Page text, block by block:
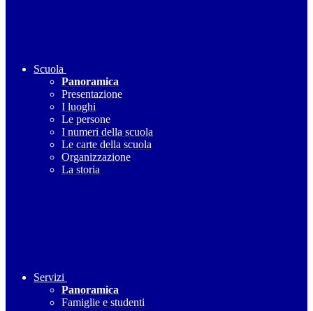
Scuola
Panoramica
Presentazione
I luoghi
Le persone
I numeri della scuola
Le carte della scuola
Organizzazione
La storia
Servizi
Panoramica
Famiglie e studenti